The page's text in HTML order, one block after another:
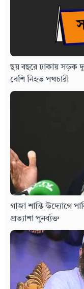
ছয় বছরে ঢাকায় সড়ক
বেশি নিহত পথচারী
গাজা শান্তি উদ্যোগে
প্রত্যাশা পুনর্ব্যক্ত